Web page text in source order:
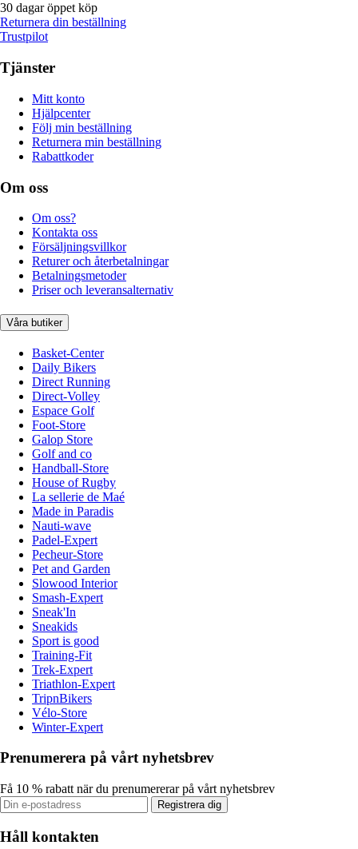
30 dagar öppet köp
Returnera din beställning
Trustpilot
Tjänster
Mitt konto
Hjälpcenter
Följ min beställning
Returnera min beställning
Rabattkoder
Om oss
Om oss?
Kontakta oss
Försäljningsvillkor
Returer och återbetalningar
Betalningsmetoder
Priser och leveransalternativ
Våra butiker
Basket-Center
Daily Bikers
Direct Running
Direct-Volley
Espace Golf
Foot-Store
Galop Store
Golf and co
Handball-Store
House of Rugby
La sellerie de Maé
Made in Paradis
Nauti-wave
Padel-Expert
Pecheur-Store
Pet and Garden
Slowood Interior
Smash-Expert
Sneak'In
Sneakids
Sport is good
Training-Fit
Trek-Expert
Triathlon-Expert
TripnBikers
Vélo-Store
Winter-Expert
Prenumerera på vårt nyhetsbrev
Få 10 % rabatt när du prenumererar på vårt nyhetsbrev
Registrera dig
Håll kontakten